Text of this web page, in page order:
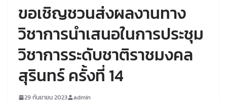
ขอเชิญชวนส่งผลงานทาง
วิชาการนำเสนอในการประชุม
วิชาการระดับชาติราชมงคล
สุรินทร์ ครั้งที่ 14
29 กันยายน 2023 admin